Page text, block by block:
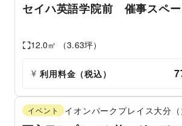
セイハ英語学院前 催事スペ
12.0㎡ （3.63坪）
利用料金（税込）
イベント イオンパークプレイス大分（